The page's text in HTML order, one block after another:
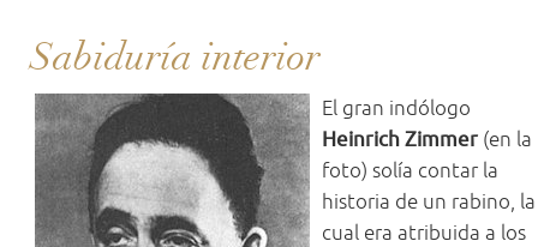
Sabiduría interior
El gran indólogo
Heinrich Zimmer (en la
foto) solía contar la
historia de un rabino, la
cual era atribuida a los